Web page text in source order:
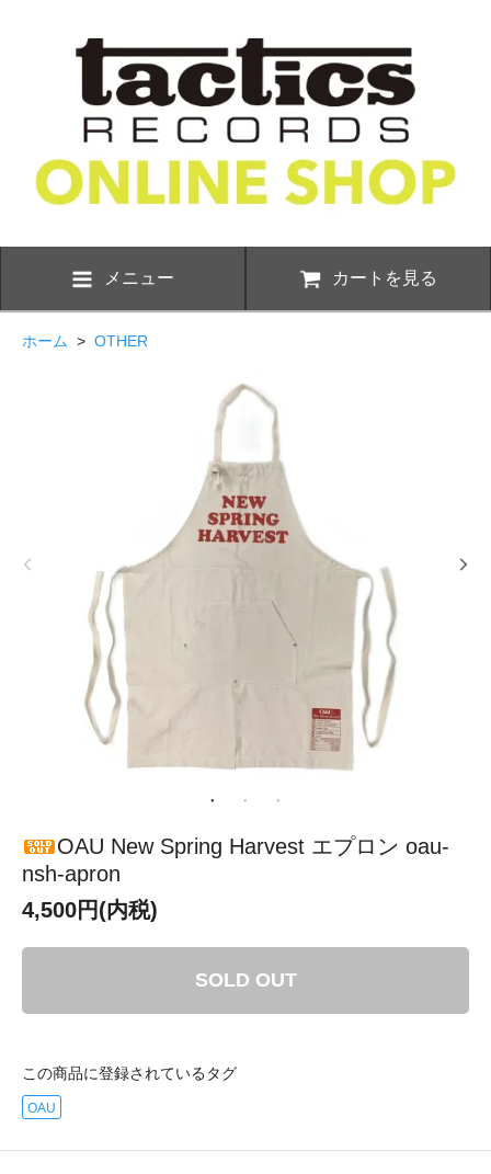
メニュー カートを見る
ホーム > OTHER
OAU New Spring Harvest エプロン oau-
nsh-apron
4,500円(内税)
SOLD OUT
この商品に登録されているタグ
OAU